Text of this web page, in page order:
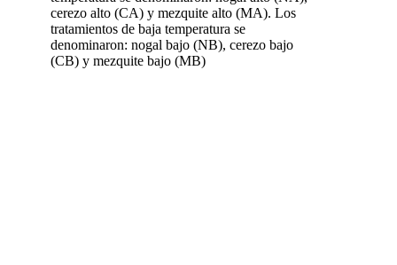
cerezo alto (CA) y mezquite alto (MA). Los
tratamientos de baja temperatura se
denominaron: nogal bajo (NB), cerezo bajo
(CB) y mezquite bajo (MB)